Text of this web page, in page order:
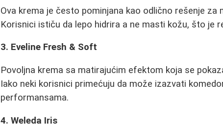
Ova krema je često pominjana kao odlično rešenje za
Korisnici ističu da lepo hidrira a ne masti kožu, što je
3. Eveline Fresh & Soft
Povoljna krema sa matirajućim efektom koja se
Iako neki korisnici primećuju da može izazvati
performansama.
4. Weleda Iris